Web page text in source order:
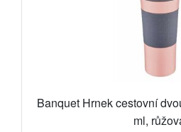
Banquet Hrnek cestovní
ml,